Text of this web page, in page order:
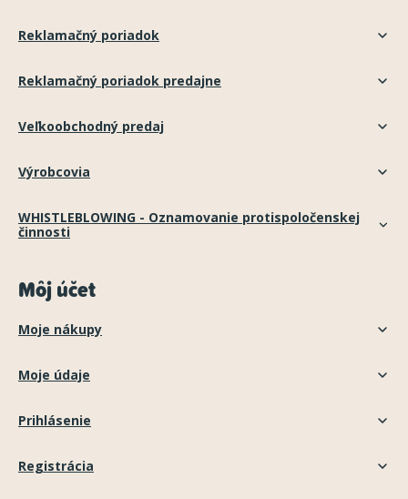
Reklamačný poriadok
Reklamačný poriadok predajne
Veľkoobchodný predaj
Výrobcovia
WHISTLEBLOWING - Oznamovanie protispoločenskej
činnosti
Môj účet
Moje nákupy
Moje údaje
Prihlásenie
Registrácia